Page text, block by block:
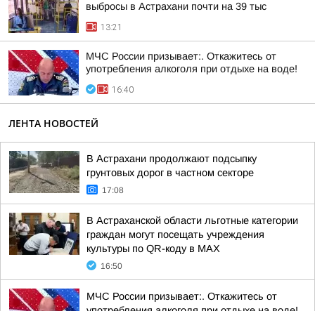
выбросы в Астрахани почти на 39 тыс
13:21
МЧС России призывает:. Откажитесь от
употребления алкоголя при отдыхе на воде!
16:40
ЛЕНТА НОВОСТЕЙ
В Астрахани продолжают подсыпку
грунтовых дорог в частном секторе
17:08
В Астраханской области льготные категории
граждан могут посещать учреждения
культуры по QR-коду в МАХ
16:50
МЧС России призывает:. Откажитесь от